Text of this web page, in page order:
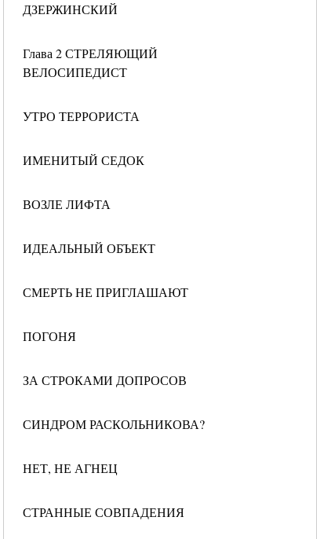
ДЗЕРЖИНСКИЙ
Глава 2 СТРЕЛЯЮЩИЙ
ВЕЛОСИПЕДИСТ
УТРО ТЕРРОРИСТА
ИМЕНИТЫЙ СЕДОК
ВОЗЛЕ ЛИФТА
ИДЕАЛЬНЫЙ ОБЪЕКТ
СМЕРТЬ НЕ ПРИГЛАШАЮТ
ПОГОНЯ
ЗА СТРОКАМИ ДОПРОСОВ
СИНДРОМ РАСКОЛЬНИКОВА?
НЕТ, НЕ АГНЕЦ
СТРАННЫЕ СОВПАДЕНИЯ